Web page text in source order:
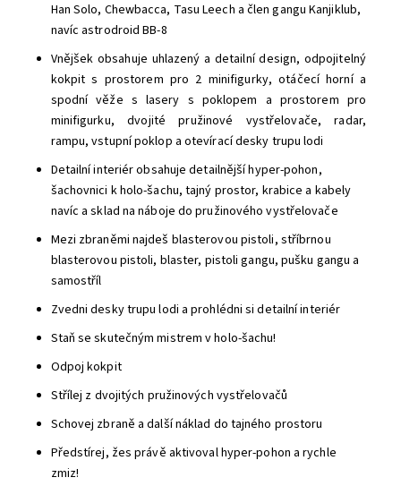
Han Solo, Chewbacca, Tasu Leech a člen gangu Kanjiklub,
navíc astrodroid BB-8
Vnějšek obsahuje uhlazený a detailní design, odpojitelný
kokpit s prostorem pro 2 minifigurky, otáčecí horní a
spodní věže s lasery s poklopem a prostorem pro
minifigurku, dvojité pružinové vystřelovače, radar,
rampu, vstupní poklop a otevírací desky trupu lodi
Detailní interiér obsahuje detailnější hyper-pohon,
šachovnici k holo-šachu, tajný prostor, krabice a kabely
navíc a sklad na náboje do pružinového vystřelovače
Mezi zbraněmi najdeš blasterovou pistoli, stříbrnou
blasterovou pistoli, blaster, pistoli gangu, pušku gangu a
samostříl
Zvedni desky trupu lodi a prohlédni si detailní interiér
Staň se skutečným mistrem v holo-šachu!
Odpoj kokpit
Střílej z dvojitých pružinových vystřelovačů
Schovej zbraně a další náklad do tajného prostoru
Předstírej, žes právě aktivoval hyper-pohon a rychle
zmiz!